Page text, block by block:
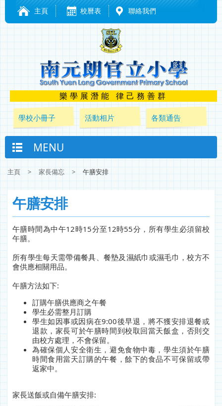
主頁 校曆表 聯絡我們
樂學展潛能 律己務善群
學校小冊子 活動相片 各類通告
MENU
主頁 > 家長備忘 > 午膳安排
午膳安排
午膳時間為中午12時15分至12時55分，所有學生必須留校
午膳。
所有學生每天需帶備餐具、餐墊及濕紙巾或濕毛巾，校方不
會供應相關用品。
午膳方法如下:
訂購午膳供應商之午餐
學生必需整月訂購
學生如因事或因病在9:00後早退，將不獲安排退餐或
退款，家長可於午膳時間到校取回當天飯盒，否則交
由校方處理，不會保留。
為確保個人安全衛生，避免食物中毒，學生須於午膳
時間食用當天訂購的午餐，餘下的食品不可保留或帶
返家中。
家長送飯或自備午膳安排: